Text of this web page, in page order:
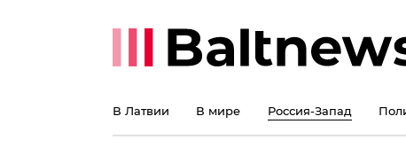
В Латвии В мире Россия-Запад